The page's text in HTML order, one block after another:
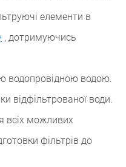
елементи в
, дотримуючись
водопровідною водою.
відфільтрованої води.
всіх можливих
фільтрів до